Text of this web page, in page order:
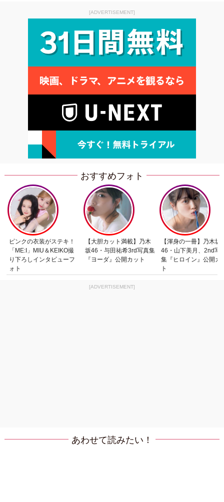
[ADVERTISEMENT]
おすすめフォト
ピンクの衣装がステキ！
「ME:I」MIU＆KEIKO撮
り下ろしインタビューフ
ォト
【大胆カット満載】乃木
坂46・与田祐希3rd写真集
『ヨーダ』公開カット
【渾身の一冊】乃木坂
46・山下美月、2nd写
集『ヒロイン』公開カ
ト
[ADVERTISEMENT]
あわせて読みたい！